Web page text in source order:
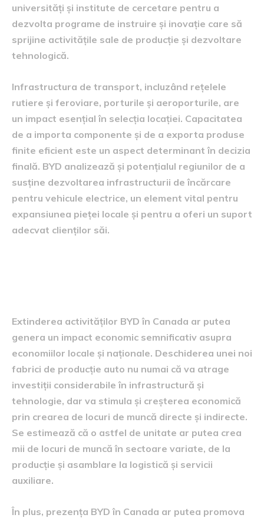
universități și institute de cercetare pentru a
dezvolta programe de instruire și inovație care să
sprijine activitățile sale de producție și dezvoltare
tehnologică.
Infrastructura de transport, incluzând rețelele
rutiere și feroviare, porturile și aeroporturile, are
un impact esențial în selecția locației. Capacitatea
de a importa componente și de a exporta produse
finite eficient este un aspect determinant în decizia
finală. BYD analizează și potențialul regiunilor de a
susține dezvoltarea infrastructurii de încărcare
pentru vehicule electrice, un element vital pentru
expansiunea pieței locale și pentru a oferi un suport
adecvat clienților săi.
Extinderea activităților BYD în Canada ar putea
genera un impact economic semnificativ asupra
economiilor locale și naționale. Deschiderea unei noi
fabrici de producție auto nu numai că va atrage
investiții considerabile în infrastructură și
tehnologie, dar va stimula și creșterea economică
prin crearea de locuri de muncă directe și indirecte.
Se estimează că o astfel de unitate ar putea crea
mii de locuri de muncă în sectoare variate, de la
producție și asamblare la logistică și servicii
auxiliare.
În plus, prezența BYD în Canada ar putea promova